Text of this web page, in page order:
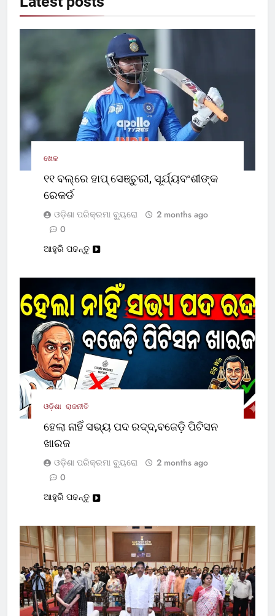
ଖେଳ
୧୧ ବଲ୍‌ରେ ହାପ୍ ସେଞ୍ଚୁରୀ, ସୂର୍ଯ୍ୟବଂଶୀଙ୍କ
ରେକର୍ଡ
ଓଡ଼ିଶା ପରିକ୍ରମା ବ୍ୟୁରୋ
2 months ago
0
ଆହୁରି ପଢନ୍ତୁ
ଓଡ଼ିଶା ରାଜନୀତି
ହେଲା ନାହିଁ ସଭ୍ୟ ପଦ ରଦ୍ଦ,ବଜେଡ଼ି ପିଟିସନ
ଖାରଜ
ଓଡ଼ିଶା ପରିକ୍ରମା ବ୍ୟୁରୋ
2 months ago
0
ଆହୁରି ପଢନ୍ତୁ